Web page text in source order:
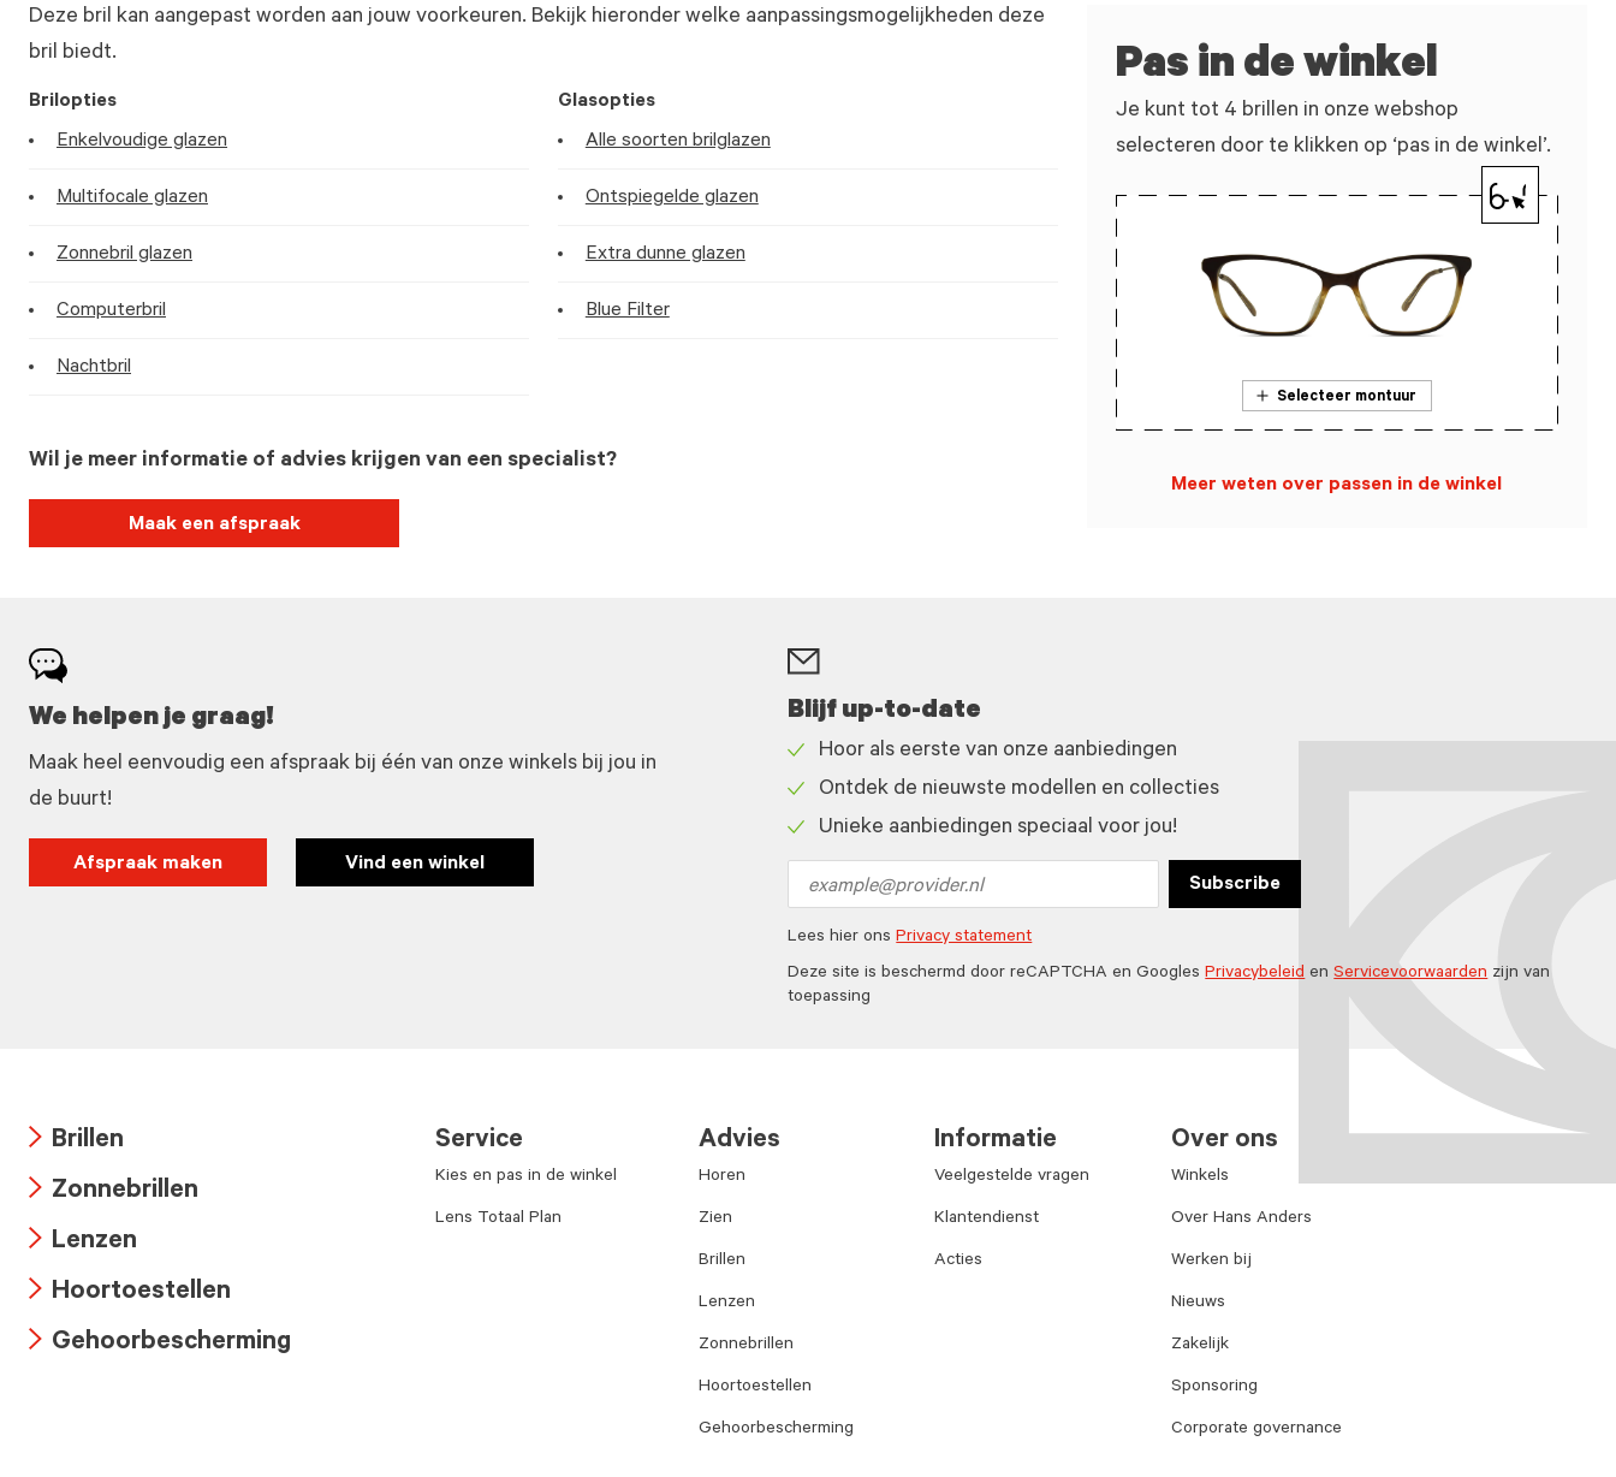
Deze bril kan aangepast worden aan jouw voorkeuren. Bekijk hieronder welke aanpassingsmogelijkheden deze
bril biedt.
Brilopties
Enkelvoudige glazen
Multifocale glazen
Zonnebril glazen
Computerbril
Nachtbril
Glasopties
Alle soorten brilglazen
Ontspiegelde glazen
Extra dunne glazen
Blue Filter
Wil je meer informatie of advies krijgen van een specialist?
Maak een afspraak
Pas in de winkel
Je kunt tot 4 brillen in onze webshop
selecteren door te klikken op ‘pas in de winkel’.
Selecteer montuur
Meer weten over passen in de winkel
We helpen je graag!
Maak heel eenvoudig een afspraak bij één van onze winkels bij jou in
de buurt!
Afspraak maken Vind een winkel
Blijf up-to-date
icon
Hoor als eerste van onze aanbiedingen
icon
Ontdek de nieuwste modellen en collecties
Unieke aanbiedingen speciaal voor jou!
address
Subscribe
Lees hier onsPrivacy statement
Deze site is beschermd door reCAPTCHA en GooglesPrivacybeleidenServicevoorwaardenzijn van
toepassing
icon
Brillen
icon
Zonnebrillen
icon
Lenzen
icon
Hoortoestellen
Gehoorbescherming
Service
Kies en pas in de winkel
Lens Totaal Plan
Advies
Horen
Zien
Brillen
Lenzen
Zonnebrillen
Hoortoestellen
Gehoorbescherming
Informatie
Veelgestelde vragen
Klantendienst
Acties
Over ons
Winkels
Over Hans Anders
Werken bij
Nieuws
Zakelijk
Sponsoring
Corporate governance